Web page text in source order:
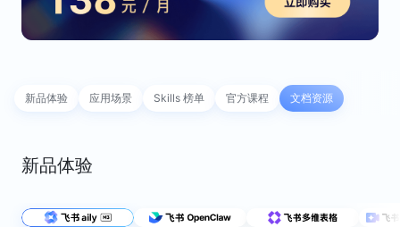
新品体验 应用场景 Skills 榜单 官方课程 文档资源
新品体验